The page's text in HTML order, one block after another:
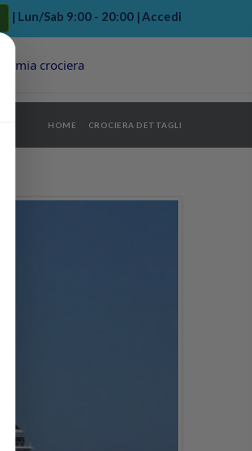
>
>
| Lun/Sab 9:00 - 20:00 |Accedi
La mia crociera
HOME CROCIERA DETTAGLI